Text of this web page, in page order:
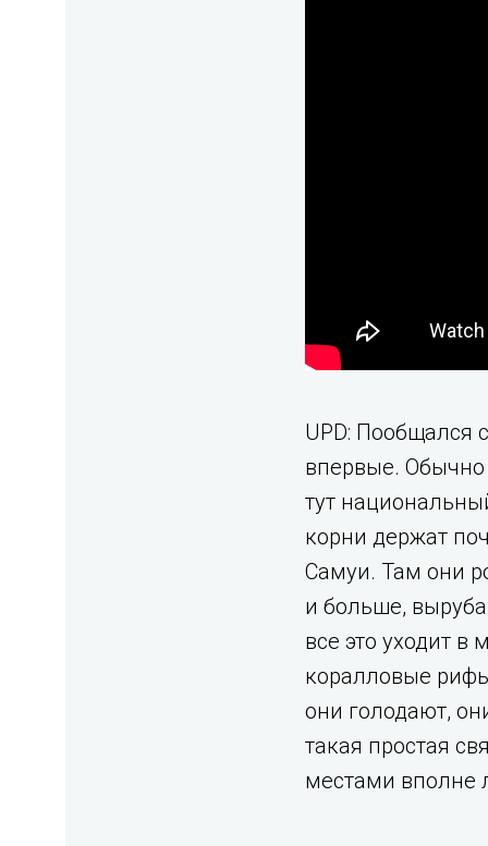
UPD: Пообщался
впервые. Обычно
тут
корни держат
Самуи. Там они
и больше,
все это уходит
коралловые
они голодают,
такая простая
местами вполне